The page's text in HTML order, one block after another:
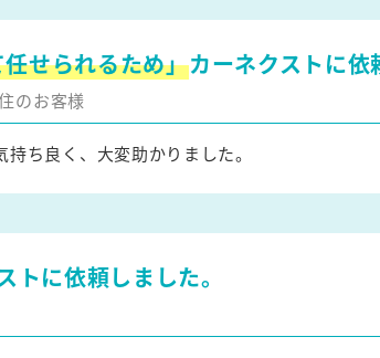
せられるため」カーネクストに依
のお客様
ち良く、大変助かりました。
トに依頼しました。